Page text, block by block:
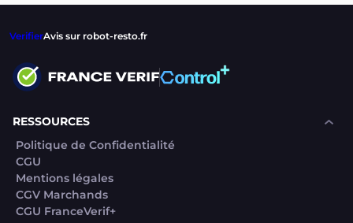
VerifierAvis sur robot-resto.fr
RESSOURCES
Politique de Confidentialité
CGU
Mentions légales
CGV Marchands
CGU FranceVerif+